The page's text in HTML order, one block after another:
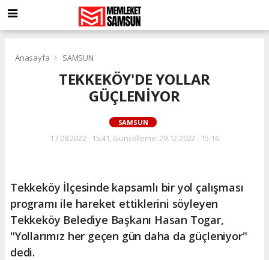
Anasayfa SAMSUN
TEKKEKÖY'DE YOLLAR
GÜÇLENİYOR
SAMSUN
17.08.2022 - 15:41, Güncelleme: 29.12.2022 - 15:16
Tekkeköy İlçesinde kapsamlı bir yol çalışması
programı ile hareket ettiklerini söyleyen
Tekkeköy Belediye Başkanı Hasan Togar,
"Yollarımız her geçen gün daha da güçleniyor"
dedi.